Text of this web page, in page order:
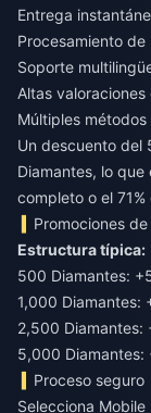
Entrega
Procesamiento
Soporte
Altas valoraciones
Múltiples
Un descuento del
Diamantes, lo
completo o el
Promociones
Estructura típica:
500 Diamantes:
1,000 Diamantes:
2,500 Diamantes:
5,000 Diamantes:
Proceso seguro
Selecciona Mobile